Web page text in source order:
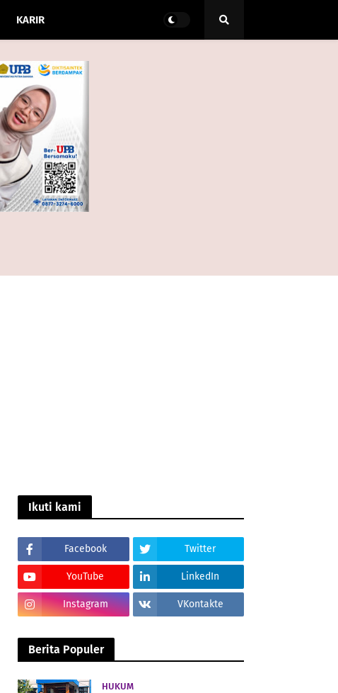
KARIR
Ikuti kami
Facebook Twitter
YouTube LinkedIn
Instagram VKontakte
Berita Populer
HUKUM